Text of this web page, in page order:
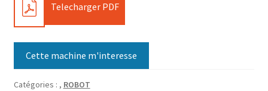
PDF Telecharger PDF
Cette machine m'interesse
Catégories : , ROBOT